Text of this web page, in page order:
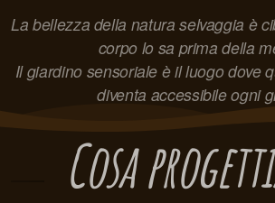
La bellezza della natura selvaggia è
corpo lo sa prima della
Il giardino sensoriale è il luogo dove
diventa accessibile ogni
Cosa